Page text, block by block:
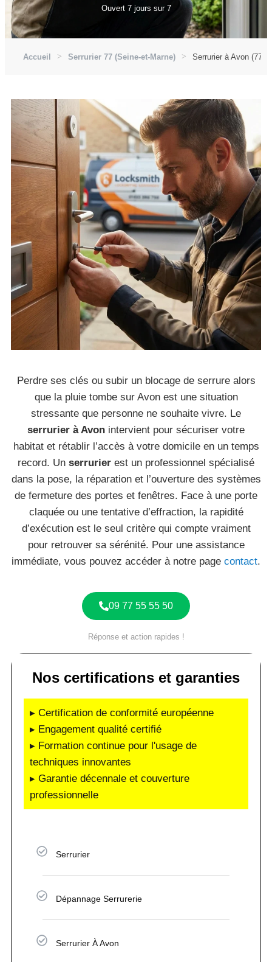
Ouvert 7 jours sur 7
Accueil Serrurier 77 (Seine-et-Marne) Serrurier à Avon
Perdre ses clés ou subir un blocage de serrure alors
que la pluie tombe sur Avon est une situation
stressante que personne ne souhaite vivre. Le
serrurier à Avon intervient pour sécuriser votre
habitat et rétablir l’accès à votre domicile en un temps
record. Un serrurier est un professionnel spécialisé
dans la pose, la réparation et l’ouverture des systèmes
de fermeture des portes et fenêtres. Face à une porte
claquée ou une tentative d’effraction, la rapidité
d’exécution est le seul critère qui compte vraiment
pour retrouver sa sérénité. Pour une assistance
immédiate, vous pouvez accéder à notre page contact.
09 77 55 55 50
Réponse et action rapides !
Nos certifications et garanties
▸ Certification de conformité européenne
▸ Engagement qualité certifié
▸ Formation continue pour l'usage de
techniques innovantes
▸ Garantie décennale et couverture
professionnelle
Serrurier
Dépannage Serrurerie
Serrurier À Avon